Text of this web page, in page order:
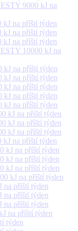
9000 kJ na
na příští týden
na příští týden
na příští týden
10000 kJ na
na příští týden
na příští týden
na příští týden
na příští týden
na příští týden
kJ na příští týden
kJ na příští týden
kJ na příští týden
na příští týden
kJ na příští týden
kJ na příští týden
kJ na příští týden
kJ na příští týden
příští týden
příští týden
příští týden
na příští týden
týden